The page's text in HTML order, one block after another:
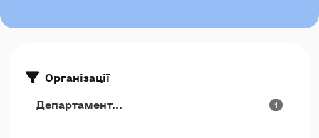
Організації
Департамент... 1